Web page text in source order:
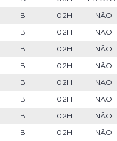
B 02H NÃO
B 02H NÃO
B 02H NÃO
B 02H NÃO
B 02H NÃO
B 02H NÃO
B 02H NÃO
B 02H NÃO